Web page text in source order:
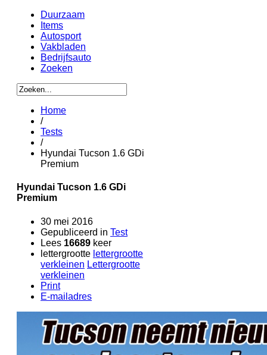
Duurzaam
Items
Autosport
Vakbladen
Bedrijfsauto
Zoeken
Home
/
Tests
/
Hyundai Tucson 1.6 GDi
Premium
Hyundai Tucson 1.6 GDi
Premium
30 mei 2016
Gepubliceerd in Test
Lees 16689 keer
lettergrootte lettergrootte
verkleinen Lettergrootte
verkleinen
Print
E-mailadres